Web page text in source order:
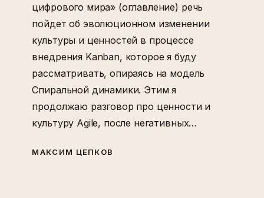
цифрового мира» (оглавление) речь
пойдет об эволюционном изменении
культуры и ценностей в процессе
внедрения Kanban, которое я буду
рассматривать, опираясь на модель
Спиральной динамики. Этим я
продолжаю разговор про ценности и
культуру Agile, после негативных…
МАКСИМ ЦЕПКОВ